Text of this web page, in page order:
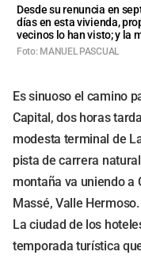
Desde su renuncia en
días en esta vivienda,
vecinos lo han visto; y la
Foto: MANUEL PASCUAL
Es sinuoso el camino
Capital, dos horas
modesta terminal de
pista de carrera
montaña va uniendo a
Massé, Valle Hermoso.
La ciudad de los
temporada turística